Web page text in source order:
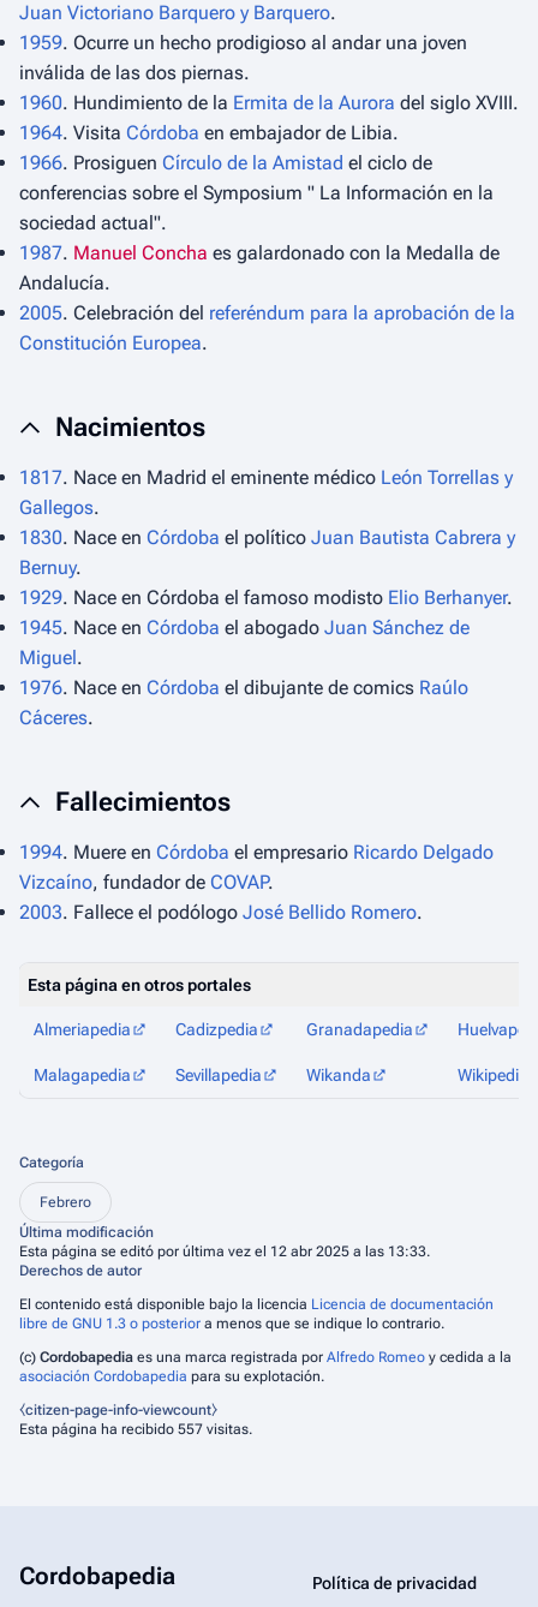
Juan Victoriano Barquero y Barquero.
1959. Ocurre un hecho prodigioso al andar una joven
inválida de las dos piernas.
1960. Hundimiento de la Ermita de la Aurora del siglo XVIII.
1964. Visita Córdoba en embajador de Libia.
1966. Prosiguen Círculo de la Amistad el ciclo de
conferencias sobre el Symposium " La Información en la
sociedad actual".
1987. Manuel Concha es galardonado con la Medalla de
Andalucía.
2005. Celebración del referéndum para la aprobación de la
Constitución Europea.
Nacimientos
1817. Nace en Madrid el eminente médico León Torrellas y
Gallegos.
1830. Nace en Córdoba el político Juan Bautista Cabrera y
Bernuy.
1929. Nace en Córdoba el famoso modisto Elio Berhanyer.
1945. Nace en Córdoba el abogado Juan Sánchez de
Miguel.
1976. Nace en Córdoba el dibujante de comics Raúlo
Cáceres.
Fallecimientos
1994. Muere en Córdoba el empresario Ricardo Delgado
Vizcaíno, fundador de COVAP.
2003. Fallece el podólogo José Bellido Romero.
Esta página en otros portales
Almeriapedia Cadizpedia Granadapedia
Malagapedia Sevillapedia Wikanda Wikipedia
Categoría
Febrero
Última modificación
Esta página se editó por última vez el 12 abr 2025 a las 13:33.
Derechos de autor
El contenido está disponible bajo la licencia Licencia de documentación
libre de GNU 1.3 o posterior a menos que se indique lo contrario.
(c) Cordobapedia es una marca registrada por Alfredo Romeo y cedida a la
asociación Cordobapedia para su explotación.
⧼citizen-page-info-viewcount⧽
Esta página ha recibido 557 visitas.
Cordobapedia Política de privacidad